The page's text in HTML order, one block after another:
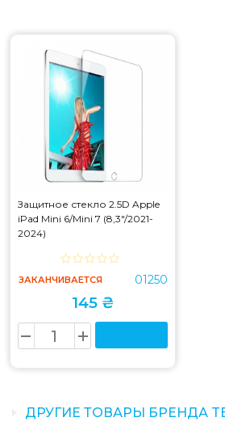
Защитное стекло 2.5D Apple
iPad Mini 6/Mini 7 (8,3"/2021-
2024)
ЗАКАНЧИВАЕТСЯ 01250
145 ₴
ДРУГИЕ ТОВАРЫ БРЕНДА